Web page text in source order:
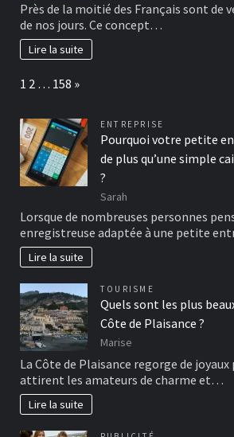
Près de la moitié des Français sont de
de nos jours. Ce concept…
Lire la suite
Page:
1 2 … 158 Next
»
ENTREPRISE
Pourquoi votre petite
de plus qu’une simple
?
Sarah
Lorsque de nombreuses personnes
enregistreuse adaptée à une petite
Lire la suite
TOURISME
Quels sont les plus
Côte de Plaisance ?
Marise
La Côte de Plaisance regorge de
attirent les amateurs de charme et…
Lire la suite